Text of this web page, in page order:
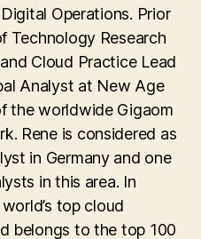
Operations. Prior
Technology Research
Cloud Practice Lead
Analyst at New Age
the worldwide Gigaom
Rene is considered as
in Germany and one
in this area. In
top cloud
belongs to the top 100